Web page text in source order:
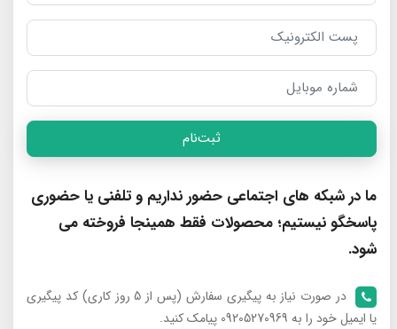
ثبت‌نام
ما در شبکه های اجتماعی حضور نداریم و تلفنی یا حضوری
پاسخگو نیستیم؛ محصولات فقط همینجا فروخته می
شود.
در صورت نیاز به پیگیری سفارش (پس از 5 روز کاری) کد پیگیری
یا ایمیل خود را به 09205270969 پیامک کنید.